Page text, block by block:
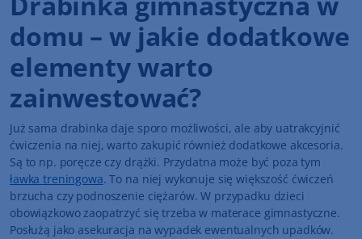
domu – w jakie dodatkowe
elementy warto
zainwestować?
Już sama drabinka daje sporo możliwości, ale aby uatrakcyjnić
ćwiczenia na niej, warto zakupić również dodatkowe akcesoria.
Są to np. poręcze czy drążki. Przydatna może być poza tym
ławka treningowa. To na niej wykonuje się większość ćwiczeń
brzucha czy podnoszenie ciężarów. W przypadku dzieci
obowiązkowo zaopatrzyć się trzeba w materace gimnastyczne.
Posłużą jako asekuracja na wypadek ewentualnych upadków.